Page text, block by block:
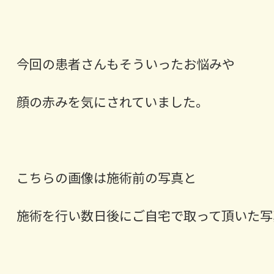
今回の患者さんもそういったお悩みや
顔の赤みを気にされていました。
こちらの画像は施術前の写真と
施術を行い数日後にご自宅で取って頂いた